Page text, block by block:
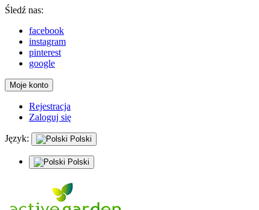
Śledź nas:
facebook
instagram
pinterest
google
Moje konto
Rejestracja
Zaloguj się
Język: Polski
Polski